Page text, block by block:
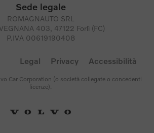
Sede legale
ROMAGNAUTO SRL
403, 47122 Forlì (FC)
P.IVA 00619190408
Legal Privacy Accessibilità
Car Corporation (o società collegate o concedenti
licenze).